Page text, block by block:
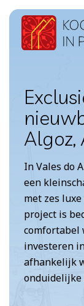
Doorgaan
naar
inhoud
Algoz,
In Vales do
een
met zes
project is
comfortabel
investeren
afhankelijk
onduidelijke